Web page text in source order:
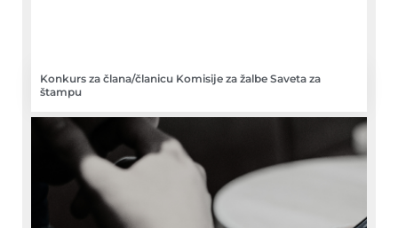
Konkurs za člana/članicu Komisije za žalbe Saveta za
štampu